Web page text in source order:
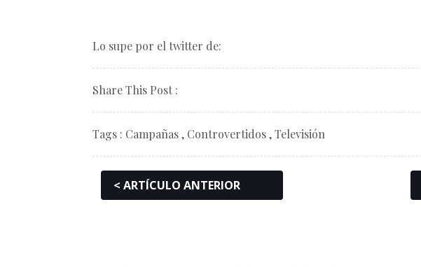
Lo supe por el twitter de:
Share This Post :
Tags : Campañas, Controvertidos,Televisión
< ARTÍCULO ANTERIOR